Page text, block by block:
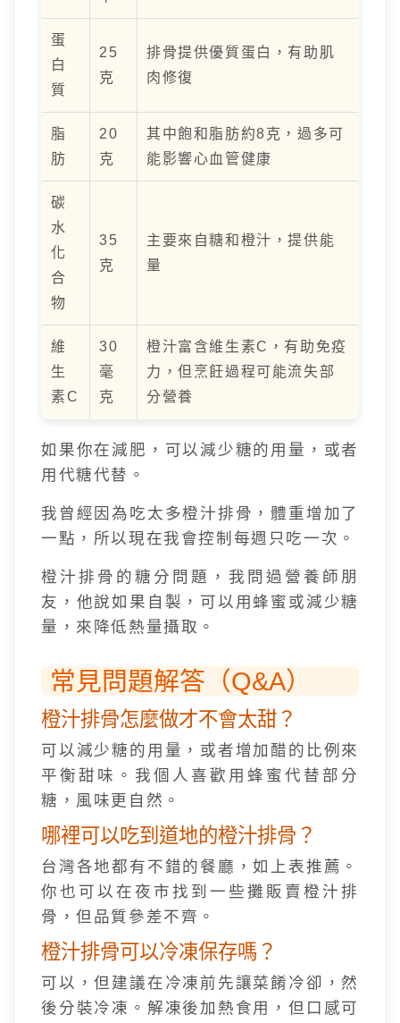
蛋
白
質
25
克
排骨提供優質蛋白，有助肌
肉修復
脂
肪
20
克
其中飽和脂肪約8克，過多可
能影響心血管健康
碳
水
化
合
物
35
克
主要來自糖和橙汁，提供能
量
維
生
素C
30
毫
克
橙汁富含維生素C，有助免疫
力，但烹飪過程可能流失部
分營養
如果你在減肥，可以減少糖的用量，或者
用代糖代替。
我曾經因為吃太多橙汁排骨，體重增加了
一點，所以現在我會控制每週只吃一次。
橙汁排骨的糖分問題，我問過營養師朋
友，他說如果自製，可以用蜂蜜或減少糖
量，來降低熱量攝取。
常見問題解答（Q&A）
橙汁排骨怎麼做才不會太甜？
可以減少糖的用量，或者增加醋的比例來
平衡甜味。我個人喜歡用蜂蜜代替部分
糖，風味更自然。
哪裡可以吃到道地的橙汁排骨？
台灣各地都有不錯的餐廳，如上表推薦。
你也可以在夜市找到一些攤販賣橙汁排
骨，但品質參差不齊。
橙汁排骨可以冷凍保存嗎？
可以，但建議在冷凍前先讓菜餚冷卻，然
後分裝冷凍。解凍後加熱食用，但口感可